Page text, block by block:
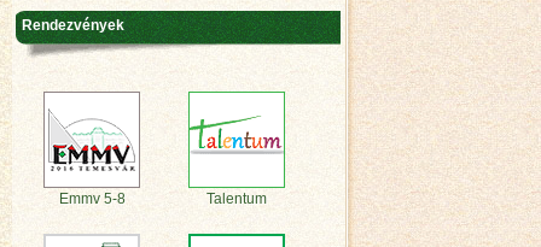
Rendezvények
Emmv 5-8 Talentum